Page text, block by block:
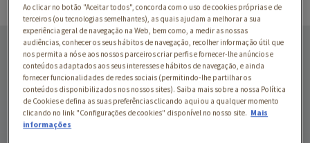
COLLAGEN PEPTIDES
Péptidos de colagénio
(colágeno hidrolisado)
Sabor Chocolate
Ao clicar no botão "Aceitar todos", concorda com o uso de cookies próprias e de
terceiros (ou tecnologias semelhantes), as quais ajudam a melhorar a sua
experiência geral de navegação na Web, bem como, a medir as nossas
audiências, conhecer os seus hábitos de navegação, recolher informação útil que
nos permita a nós e aos nossos parceiros criar perfis e fornecer-lhe anúncios e
conteúdos adaptados aos seus interesses e hábitos de navegação, e ainda
fornecer funcionalidades de redes sociais (permitindo-lhe partilhar os
conteúdos disponibilizados nos nossos sites). Saiba mais sobre a nossa Política
de Cookies e defina as suas preferências clicando aqui ou a qualquer momento
clicando no link "Configurações de cookies" disponível no nosso site. Mais
informações